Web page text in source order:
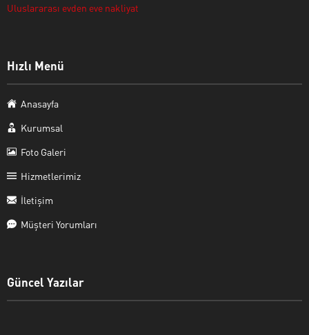
Uluslararası evden eve nakliyat
Hızlı Menü
Anasayfa
Kurumsal
Foto Galeri
Hizmetlerimiz
İletişim
Müşteri Yorumları
Güncel Yazılar